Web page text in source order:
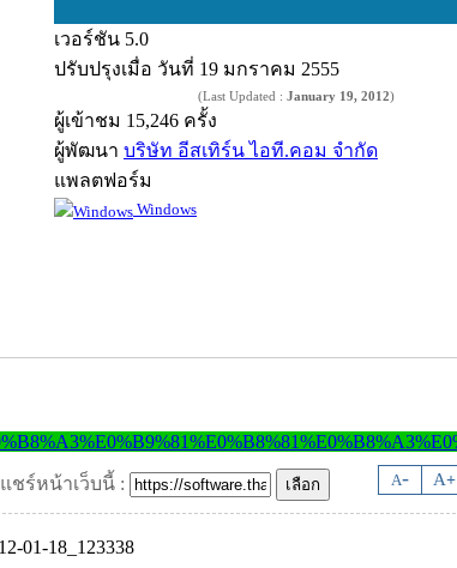
เวอร์ชัน 5.0
ปรับปรุงเมื่อ วันที่ 19 มกราคม 2555
(Last Updated : January 19, 2012)
ผู้เข้าชม 15,246 ครั้ง
ผู้พัฒนา บริษัท อีสเทิร์น ไอที.คอม จำกัด
แพลตฟอร์ม
Windows
A- A+
แชร์หน้าเว็บนี้ :